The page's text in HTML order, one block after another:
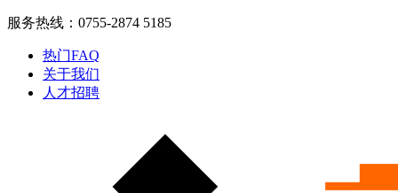
服务热线：0755-2874 5185
热门FAQ
关于我们
人才招聘